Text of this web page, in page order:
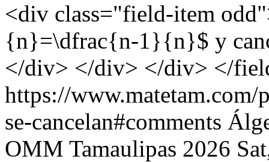
<div class="field-item
{n}=\dfrac{n-1}{n}$ y
</div> </div> </div> </
https://www.matetam.com/
se-cancelan#comments
OMM Tamaulipas 2026